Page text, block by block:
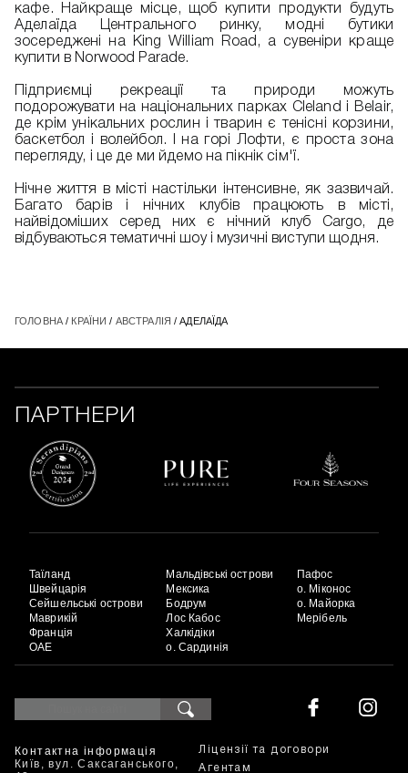
кафе. Найкраще місце, щоб купити продукти будуть
Аделаїда Центрального ринку, модні бутики
зосереджені на King William Road, а сувеніри краще
купити в Norwood Parade.
Підприємці рекреації та природи можуть
подорожувати на національних парках Cleland і Belair,
де крім унікальних рослин і тварин є тенісні корзини,
баскетбол і волейбол. І на горі Лофти, є проста зона
перегляду, і це де ми йдемо на пікнік сім'ї.
Нічне життя в місті настільки інтенсивне, як зазвичай.
Багато барів і нічних клубів працюють в місті,
найвідоміших серед них є нічний клуб Cargo, де
відбуваються тематичні шоу і музичні виступи щодня.
ГОЛОВНА/ КРАЇНИ / АВСТРАЛІЯ / АДЕЛАЇДА
ПАРТНЕРИ
Таїланд
Швейцарія
Сейшельські острови
Маврикій
Франція
ОАЕ
Мальдівські острови
Мексика
Бодрум
Лос Кабос
Халкідіки
о. Сардинія
Пафос
о. Міконос
о. Майорка
Мерібель
Контактна інформація
Київ, вул. Саксаганського,
Ліцензії та договори
Агентам